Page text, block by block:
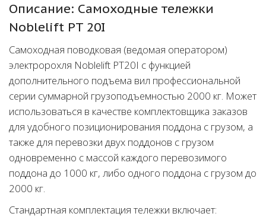
Описание: Самоходные тележки
Noblelift PT 20I
Самоходная поводковая (ведомая оператором)
электророхля Noblelift PT20I с функцией
дополнительного подъема вил профессиональной
серии суммарной грузоподъемностью 2000 кг. Может
использоваться в качестве комплектовщика заказов
для удобного позиционирования поддона с грузом, а
также для перевозки двух поддонов с грузом
одновременно с массой каждого перевозимого
поддона до 1000 кг, либо одного поддона с грузом до
2000 кг.
Стандартная комплектация тележки включает: